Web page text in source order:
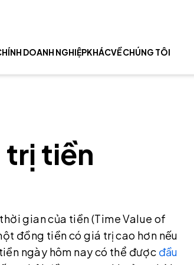
DOANH NGHIỆPKHÁCVỀ CHÚNG TÔI
trị tiền
gian của tiền (Time Value of
đồng tiền có giá trị cao hơn nếu
ngày hôm nay có thể được đầu